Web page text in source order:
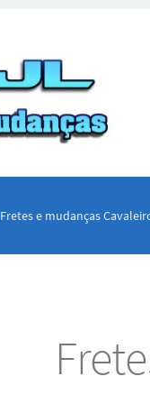
Fretes e mudanças